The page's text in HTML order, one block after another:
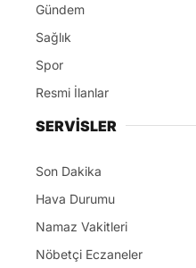
Gündem
Sağlık
Spor
Resmi İlanlar
SERVİSLER
Son Dakika
Hava Durumu
Namaz Vakitleri
Nöbetçi Eczaneler